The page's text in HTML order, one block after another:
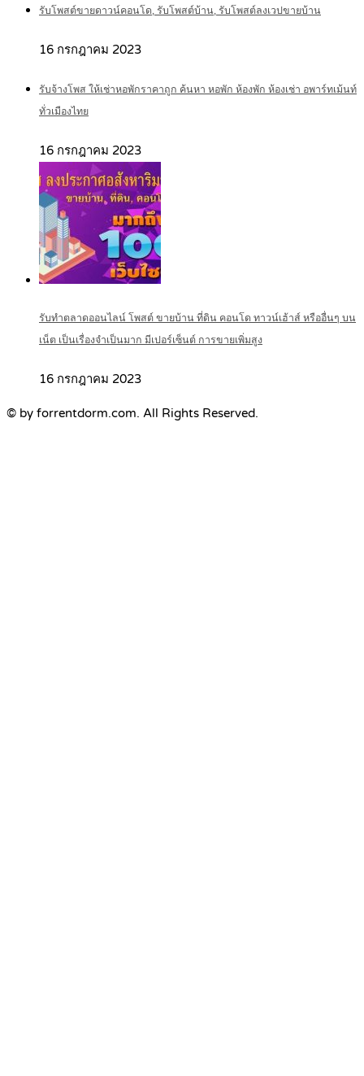
รับโพสต์ขายดาวน์คอนโด, รับโพสต์บ้าน, รับโพสต์ลงเวปขายบ้าน
16 กรกฎาคม 2023
รับจ้างโพส ให้เช่าหอพักราคาถูก ค้นหา หอพัก ห้องพัก ห้องเช่า อพาร์ทเม้นท์
ทั่วเมืองไทย
16 กรกฎาคม 2023
รับทำตลาดออนไลน์ โพสต์ ขายบ้าน ที่ดิน คอนโด ทาวน์เฮ้าส์ หรืออื่นๆ บน
เน็ต เป็นเรื่องจำเป็นมาก มีเปอร์เซ็นต์ การขายเพิ่มสูง
16 กรกฎาคม 2023
© by forrentdorm.com. All Rights Reserved.